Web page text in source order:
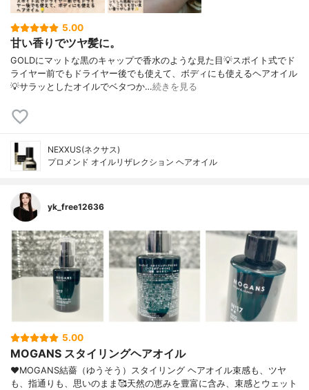
5.00
甘い香りでツヤ髪に。
GOLDにマットな黒のキャップで香水のような見た目💡スポイト式でド
ライヤー前でもドライヤー後でも使えて、ボディにも使えるヘアオイル
💡サラッとしたオイルでベタつか…続きを見る
NEXXUS(ネクサス)
プロメンド オイルリザレクション ヘアオイル
yk_free12636
5.00
MOGANS スタイリングヘアオイル
♥MOGANS結薔（ゆうそう）スタイリング ヘアオイル束感も、ツヤ
も、指通りも、思いのまま🥰天然の恵みを豊富に含み、束感とウェット